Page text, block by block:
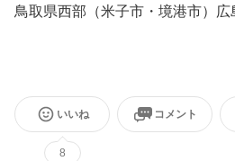
鳥取県西部（米子市・境港市）広
いいね
8
コメント